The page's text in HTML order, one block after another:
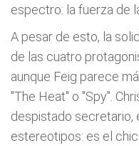
espectro: la fuerza de
A pesar de esto, la
de las cuatro
aunque Feig parece
"The Heat" o "Spy".
despistado secretario,
estereotipos: es el